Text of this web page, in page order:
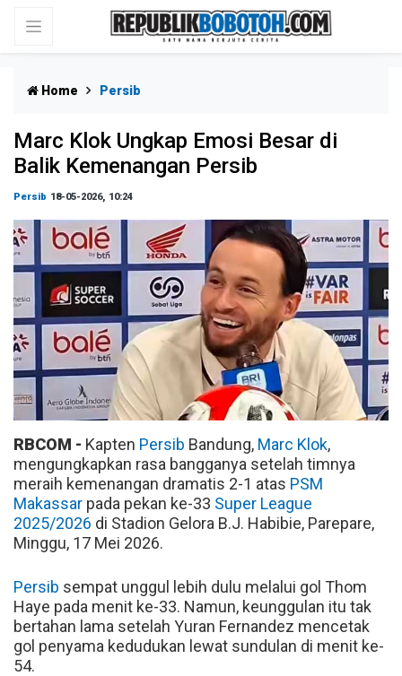
Home Persib
Marc Klok Ungkap Emosi Besar di
Balik Kemenangan Persib
Persib 18-05-2026, 10:24
RBCOM - Kapten Persib Bandung, Marc Klok,
mengungkapkan rasa bangganya setelah timnya
meraih kemenangan dramatis 2-1 atas PSM
Makassar pada pekan ke-33 Super League
2025/2026 di Stadion Gelora B.J. Habibie, Parepare,
Minggu, 17 Mei 2026.
Persib sempat unggul lebih dulu melalui gol Thom
Haye pada menit ke-33. Namun, keunggulan itu tak
bertahan lama setelah Yuran Fernandez mencetak
gol penyama kedudukan lewat sundulan di menit ke-
54.